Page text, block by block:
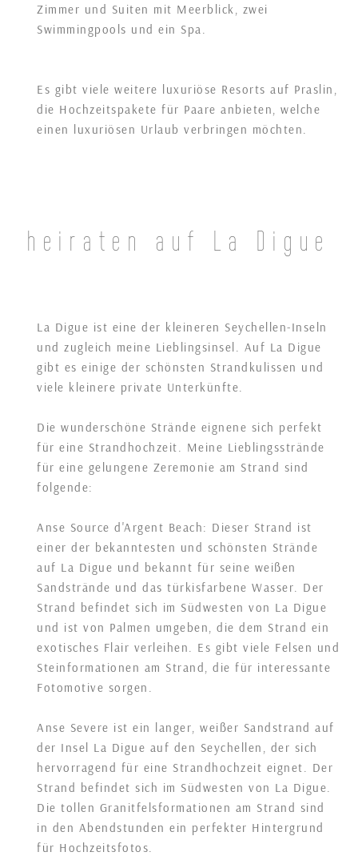
Zimmer und Suiten mit Meerblick, zwei
Swimmingpools und ein Spa.
Es gibt viele weitere luxuriöse Resorts auf Praslin,
die Hochzeitspakete für Paare anbieten, welche
einen luxuriösen Urlaub verbringen möchten.
heiraten auf La Digue
La Digue ist eine der kleineren Seychellen-Inseln
und zugleich meine Lieblingsinsel. Auf La Digue
gibt es einige der schönsten Strandkulissen und
viele kleinere private Unterkünfte.
Die wunderschöne Strände eignene sich perfekt
für eine Strandhochzeit. Meine Lieblingsstrände
für eine gelungene Zeremonie am Strand sind
folgende:
Anse Source d'Argent Beach: Dieser Strand ist
einer der bekanntesten und schönsten Strände
auf La Digue und bekannt für seine weißen
Sandstrände und das türkisfarbene Wasser. Der
Strand befindet sich im Südwesten von La Digue
und ist von Palmen umgeben, die dem Strand ein
exotisches Flair verleihen. Es gibt viele Felsen und
Steinformationen am Strand, die für interessante
Fotomotive sorgen.
Anse Severe ist ein langer, weißer Sandstrand auf
der Insel La Digue auf den Seychellen, der sich
hervorragend für eine Strandhochzeit eignet. Der
Strand befindet sich im Südwesten von La Digue.
Die tollen Granitfelsformationen am Strand sind
in den Abendstunden ein perfekter Hintergrund
für Hochzeitsfotos.